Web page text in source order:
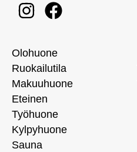
Olohuone
Ruokailutila
Makuuhuone
Eteinen
Työhuone
Kylpyhuone
Sauna